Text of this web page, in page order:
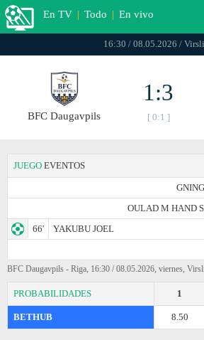
En TV | Todo | En vivo
16:30 / 08.05.2026 /
BFC Daugavpils
1:3
[ 0:1 ]
JUEGO EVENTOS
OULAD M HAND
66'
YAKUBU JOEL
BFC Daugavpils - Riga, 16:30 / 08.05.2026, viernes,
PROBABILIDADES 1
BETHUB 8.50